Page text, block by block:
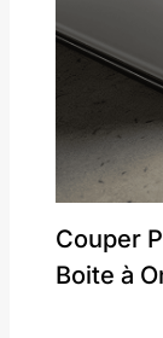
Couper
Boite à